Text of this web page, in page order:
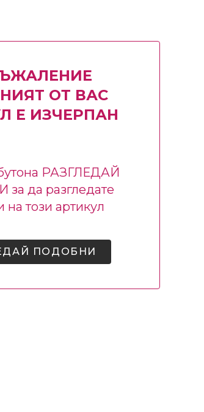
ОТ ВАС
Е ИЗЧЕРПАН
РАЗГЛЕДАЙ
да разгледате
на този артикул
ПОДОБНИ